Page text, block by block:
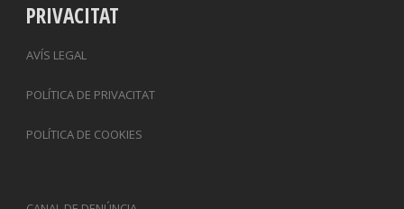
PRIVACITAT
AVÍS LEGAL
POLÍTICA DE PRIVACITAT
POLÍTICA DE COOKIES